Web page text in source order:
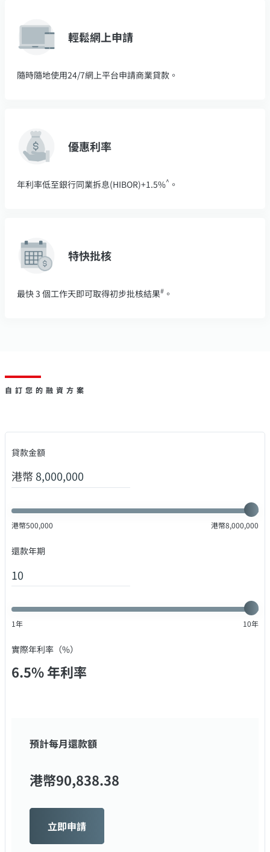
輕鬆網上申請
隨時隨地使用24/7網上平台申請商業貸款。
優惠利率
年利率低至銀行同業拆息(HIBOR)+1.5%^ 。
特快批核
最快 3 個工作天即可取得初步批核結果# 。
自訂您的融資方案
貸款金額
港幣
港幣500,000 港幣8,000,000
還款年期
1年 10年
實際年利率（%）
6.5% 年利率
預計每月還款額
港幣90,838.38
立即申請